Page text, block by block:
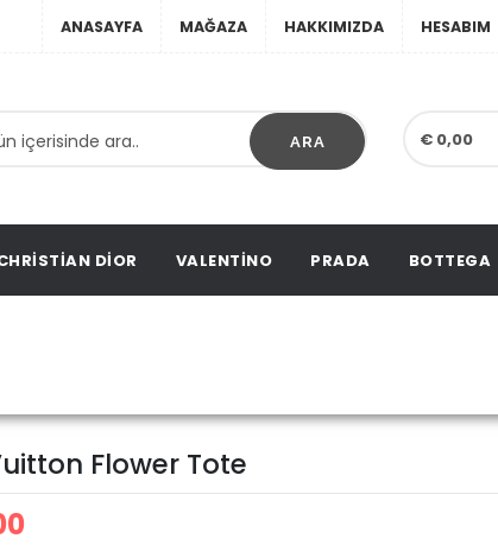
ANASAYFA MAĞAZA HAKKIMIZDA HESABIM
ARA € 0,00
DIOR VALENTINO PRADA BOTTEGA
Flower Tote